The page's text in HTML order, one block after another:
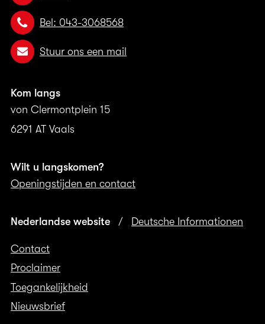
Bel: 043-3068568
Stuur ons een mail
Kom langs
von Clermontplein 15
6291 AT Vaals
Wilt u langskomen?
Openingstijden en contact
Nederlandse website / Deutsche Informationen
Contact
Proclaimer
Toegankelijkheid
Nieuwsbrief